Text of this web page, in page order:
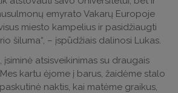
emyrato Vakarų Europoje
miesto kampelius ir pasidžiaugti
šiluma“, – įspūdžiais dalinosi Lukas.
įsiminė atsisveikinimas su draugais
kartu ėjome į barus, žaidėme stalo
naktis, kai matėme graikus,